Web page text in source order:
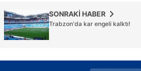
SONRAKİ HABER
Trabzon'da kar engeli kalktı!